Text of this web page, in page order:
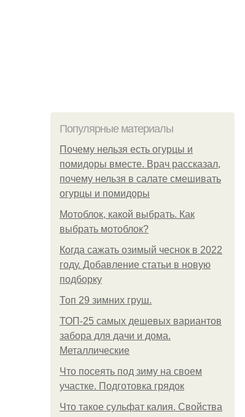
Популярные материалы
Почему нельзя есть огурцы и
помидоры вместе. Врач рассказал,
почему нельзя в салате смешивать
огурцы и помидоры
Мотоблок, какой выбрать. Как
выбрать мотоблок?
Когда сажать озимый чеснок в 2022
году. Добавление статьи в новую
подборку
Топ 29 зимних груш.
ТОП-25 самых дешевых вариантов
забора для дачи и дома.
Металлические
Что посеять под зиму на своем
участке. Подготовка грядок
Что такое сульфат калия. Свойства